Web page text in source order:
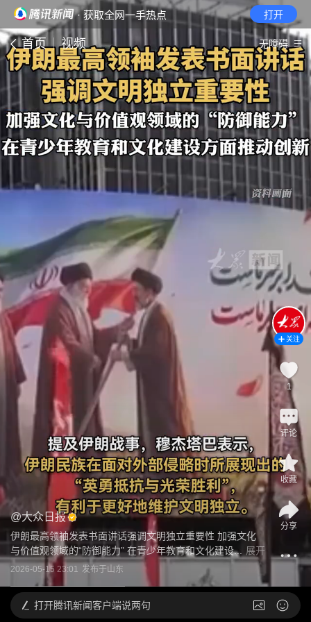
· 获取全网一手热点 打开
首页 视频 无障碍
@大众日报
伊朗最高领袖发表书面讲话强调文明独立重要性 加强文化
与价值观领域的“防御能力” 在青少年教育和文化建设...
展开
2026-05-15 23:01 发布于山东
关注
1
评论
收藏
分享
打开腾讯新闻客户端说两句